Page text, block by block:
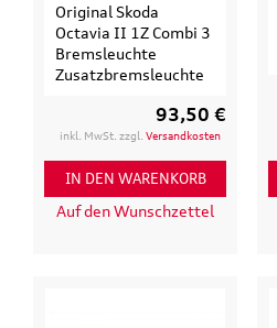
Original Skoda
Octavia II 1Z Combi 3
Bremsleuchte
Zusatzbremsleuchte
93,50 €
inkl. MwSt. zzgl.Versandkosten
IN DEN WARENKORB
Auf den Wunschzettel